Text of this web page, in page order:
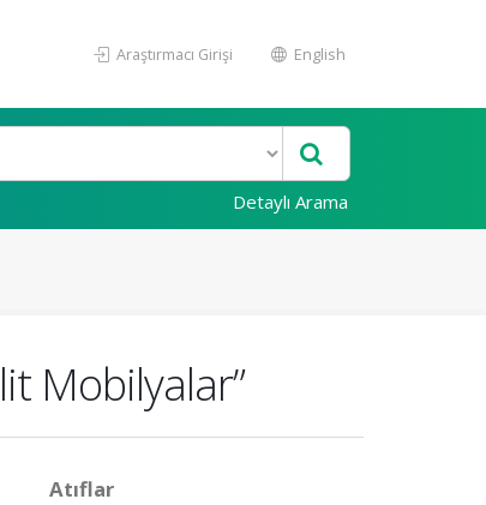
Araştırmacı Girişi English
Detaylı Arama
Mobilyalar”
Atıflar